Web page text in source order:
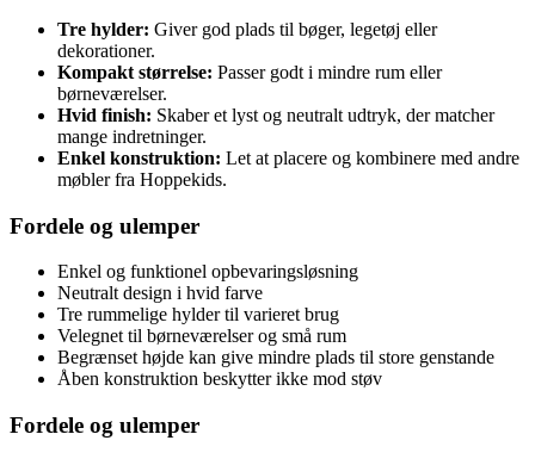
Tre hylder: Giver god plads til bøger, legetøj eller
dekorationer.
Kompakt størrelse: Passer godt i mindre rum eller
børneværelser.
Hvid finish: Skaber et lyst og neutralt udtryk, der matcher
mange indretninger.
Enkel konstruktion: Let at placere og kombinere med andre
møbler fra Hoppekids.
Fordele og ulemper
Enkel og funktionel opbevaringsløsning
Neutralt design i hvid farve
Tre rummelige hylder til varieret brug
Velegnet til børneværelser og små rum
Begrænset højde kan give mindre plads til store genstande
Åben konstruktion beskytter ikke mod støv
Fordele og ulemper